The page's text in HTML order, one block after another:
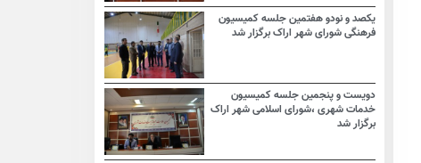
یکصد و نودو هفتمین جلسه کمیسیون
فرهنگی شورای شهر اراک برگزار شد
دویست و پنجمین جلسه کمیسیون
خدمات شهری ،شورای اسلامی شهر اراک
برگزار شد